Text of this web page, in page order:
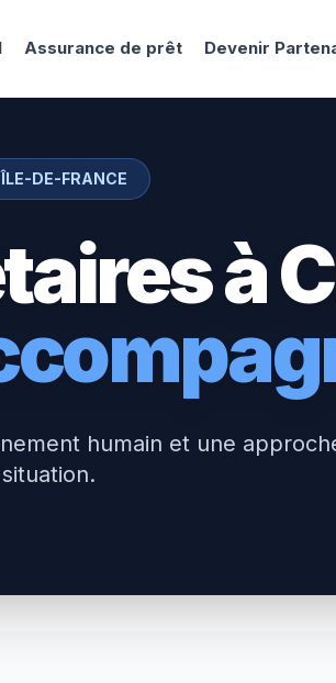
Assurance de prêt Devenir
ÎLE-DE-FRANCE
à
humain et une